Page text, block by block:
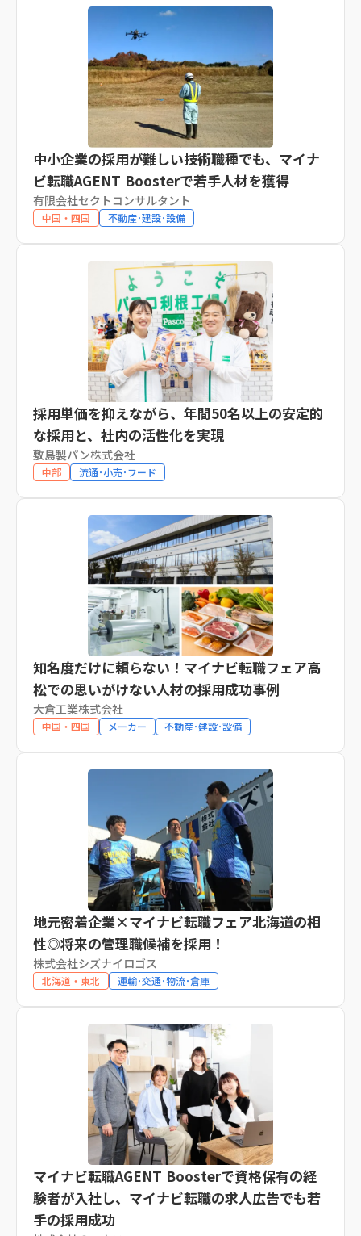
中小企業の採用が難しい技術職種でも、マイナ
ビ転職AGENT Boosterで若手人材を獲得
有限会社セクトコンサルタント
中国・四国 不動産･建設･設備
採用単価を抑えながら、年間50名以上の安定的
な採用と、社内の活性化を実現
敷島製パン株式会社
中部 流通･小売･フード
知名度だけに頼らない！マイナビ転職フェア高
松での思いがけない人材の採用成功事例
大倉工業株式会社
中国・四国 メーカー 不動産･建設･設備
地元密着企業×マイナビ転職フェア北海道の相
性◎将来の管理職候補を採用！
株式会社シズナイロゴス
北海道・東北 運輸･交通･物流･倉庫
マイナビ転職AGENT Boosterで資格保有の経
験者が入社し、マイナビ転職の求人広告でも若
手の採用成功